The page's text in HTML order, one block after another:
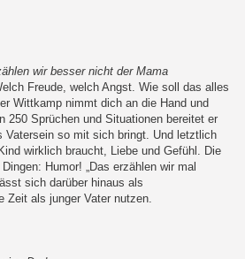
wir besser nicht der Mama
Freude, welch Angst. Wie soll das alles
Wittkamp nimmt dich an die Hand und
250 Sprüchen und Situationen bereitet er
Vatersein so mit sich bringt. Und letztlich
wirklich braucht, Liebe und Gefühl. Die
Humor! „Das erzählen wir mal
sich darüber hinaus als
Zeit als junger Vater nutzen.